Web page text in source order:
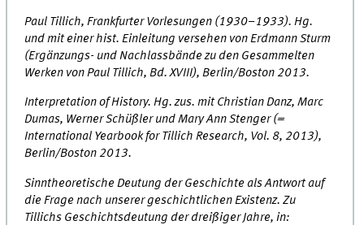
Paul Tillich, Frankfurter Vorlesungen (1930–1933). Hg.
und mit einer hist. Einleitung versehen von Erdmann Sturm
(Ergänzungs- und Nachlassbände zu den Gesammelten
Werken von Paul Tillich, Bd. XVIII), Berlin/Boston 2013.
Interpretation of History. Hg. zus. mit Christian Danz, Marc
Dumas, Werner Schüßler und Mary Ann Stenger (=
International Yearbook for Tillich Research, Vol. 8, 2013),
Berlin/Boston 2013.
Sinntheoretische Deutung der Geschichte als Antwort auf
die Frage nach unserer geschichtlichen Existenz. Zu
Tillichs Geschichtsdeutung der dreißiger Jahre, in: